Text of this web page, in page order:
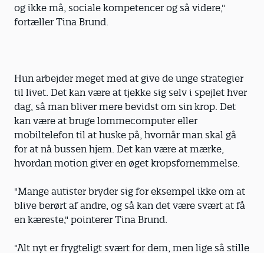
og ikke må, sociale kompetencer og så videre,"
fortæller Tina Brund.
Hun arbejder meget med at give de unge strategier
til livet. Det kan være at tjekke sig selv i spejlet hver
dag, så man bliver mere bevidst om sin krop. Det
kan være at bruge lommecomputer eller
mobiltelefon til at huske på, hvornår man skal gå
for at nå bussen hjem. Det kan være at mærke,
hvordan motion giver en øget kropsfornemmelse.
"Mange autister bryder sig for eksempel ikke om at
blive berørt af andre, og så kan det være svært at få
en kæreste," pointerer Tina Brund.
"Alt nyt er frygteligt svært for dem, men lige så stille